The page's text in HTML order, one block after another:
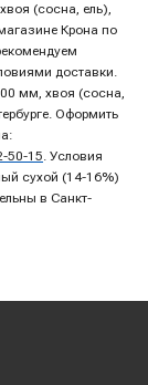
(сосна, ель),
Крона по
доставки.
мм, хвоя (сосна,
Оформить
50-15. Условия
сухой (14-16%)
в Санкт-